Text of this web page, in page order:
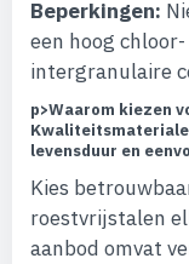
Beperkingen:
een hoog
intergranulaire
p>Waarom kiezen
levensduur en
Kies
roestvrijstalen
aanbod omvat